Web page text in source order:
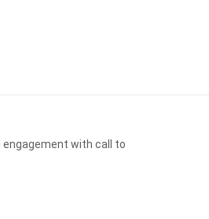
engagement with call to